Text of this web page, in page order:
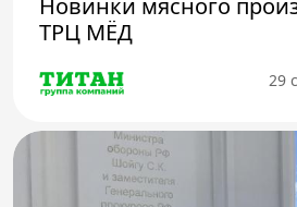
Новинки мясного
ТРЦ МЁД
29